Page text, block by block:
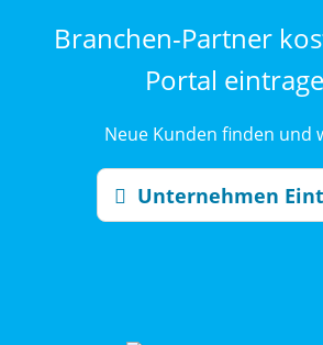
Branchen-Partner
Portal
Neue Kunden finden und
Unternehmen